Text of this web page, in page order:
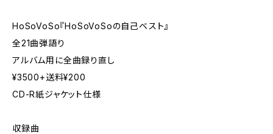
HoSoVoSo『HoSoVoSoの自己ベスト』
全21曲弾語り
アルバム用に全曲録り直し
¥3500+送料¥200
CD-R紙ジャケット仕様
収録曲